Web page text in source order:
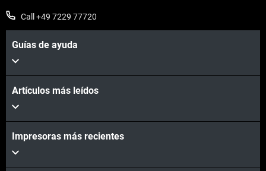
Call +49 7229 77720
Guías de ayuda
Artículos más leídos
Impresoras más recientes